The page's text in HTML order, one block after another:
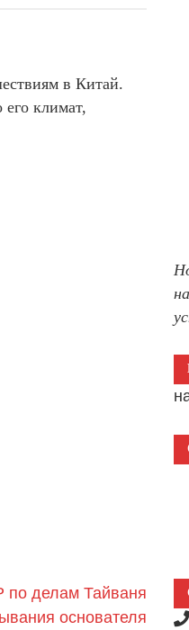
в Китай.
климат,
по делам Тайваня
основателя